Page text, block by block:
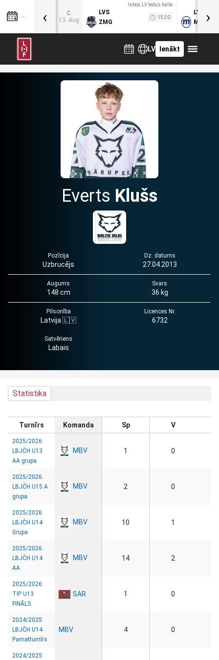
C
13. Aug
Inbox.LV ledus halle
LVS
ZMG
15:30
LVB
MOG
‹ ›
LV Ienākt
Everts Klušs
Pozīcija
Uzbrucējs
Dz. datums
27.04.2013
Augums
148 cm
Svars
36 kg
Pilsonība
Latvija 🇱🇻
Licences Nr.
6732
Satvēriens
Labais
Statistika
Turnīrs Komanda Sp V
2025/2026:
LBJČH U13
AA grupa
MBV 1 0
2025/2026:
LBJČH U15 A
grupa
MBV 2 0
2025/2026:
LBJČH U14
Grupa
MBV 10 1
2025/2026:
LBJČH U14
AA
MBV 14 2
2025/2026:
TIP U13
FINĀLS
SAR 1 0
2024/2025:
LBJČH U14
Pamatturnīrs
MBV 4 0
2024/2025: